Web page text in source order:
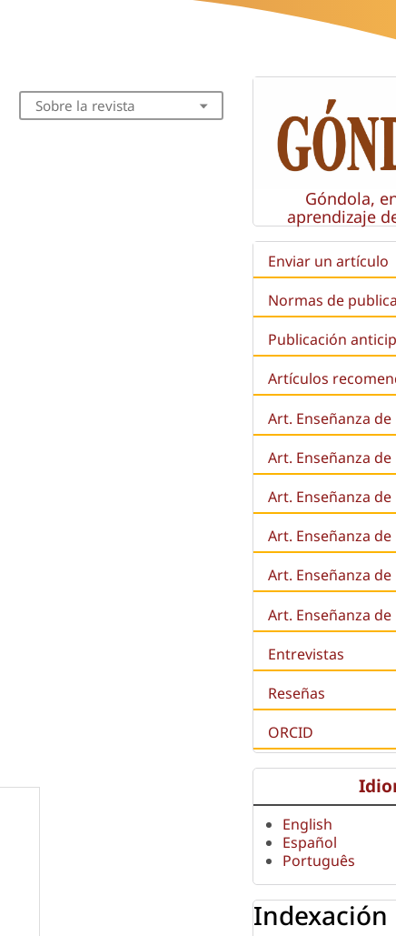
Sobre la revista
Góndola,
aprendizaje
Enviar un artículo
Normas de
Publicación
Artículos
Art. Enseñanza
Art. Enseñanza
Art. Enseñanza de
Art. Enseñanza de
Art. Enseñanza
Art. Enseñanza
Entrevistas
Reseñas
ORCID
English
Español
Português
Indexación